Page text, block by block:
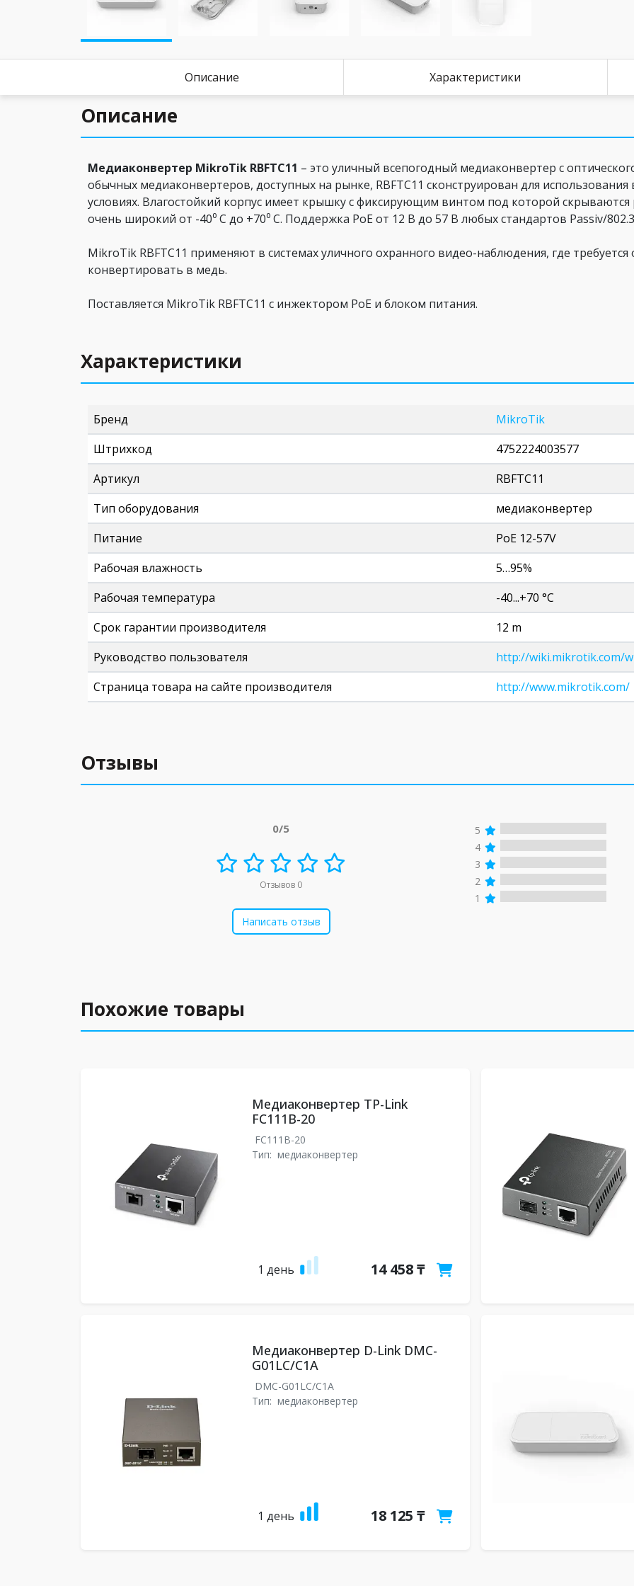
Описание Характеристики
Описание
Медиаконвертер MikroTik RBFTC11 – это уличный всепогодный медиаконвертер с
обычных медиаконвертеров, доступных на рынке, RBFTC11 сконструирован для
условиях. Влагостойкий корпус имеет крышку с фиксирующим винтом под которой
очень широкий от -40⁰ С до +70⁰ С. Поддержка РоЕ от 12 В до 57 В любых стандартов Passiv/
MikroTik RBFTC11 применяют в системах уличного охранного видео-наблюдения, где
конвертировать в медь.
Поставляется MikroTik RBFTC11 с инжектором РоЕ и блоком питания.
Характеристики
Бренд
MikroTik
Штрихкод
4752224003577
Артикул
RBFTC11
Тип оборудования
медиаконвертер
Питание
PoE 12-57V
Рабочая влажность
5…95%
Рабочая температура
-40...+70 °C
Срок гарантии производителя
12 m
Руководство пользователя
http://wiki.mikrotik.com/
Страница товара на сайте производителя
http://www.mikrotik.com/
Отзывы
0/5
Отзывов 0
Написать отзыв
5
4
3
2
1
Похожие товары
Медиаконвертер TP-Link
FC111B-20
FC111B-20
Тип: медиаконвертер
1 день 14 458 ₸
Медиаконвертер D-Link DMC-
G01LC/C1A
DMC-G01LC/C1A
Тип: медиаконвертер
1 день 18 125 ₸